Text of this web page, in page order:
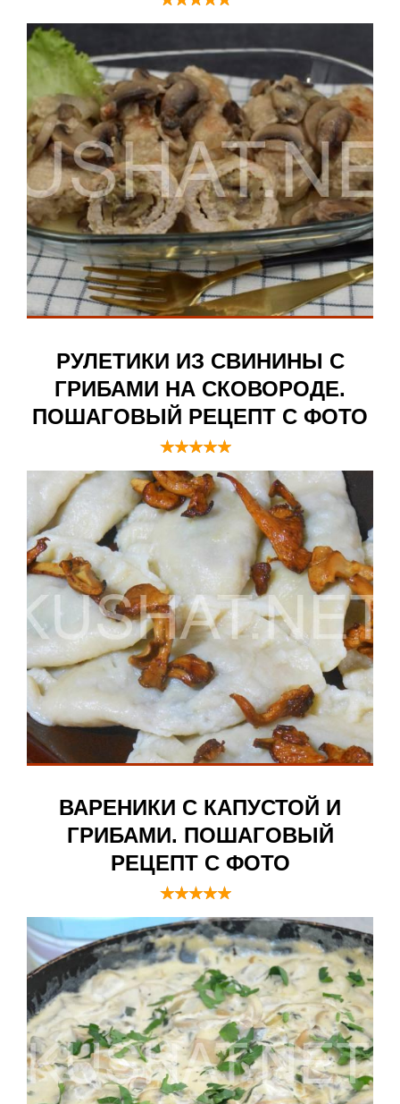
РУЛЕТИКИ ИЗ СВИНИНЫ С
ГРИБАМИ НА СКОВОРОДЕ.
ПОШАГОВЫЙ РЕЦЕПТ С ФОТО
ВАРЕНИКИ С КАПУСТОЙ И
ГРИБАМИ. ПОШАГОВЫЙ
РЕЦЕПТ С ФОТО